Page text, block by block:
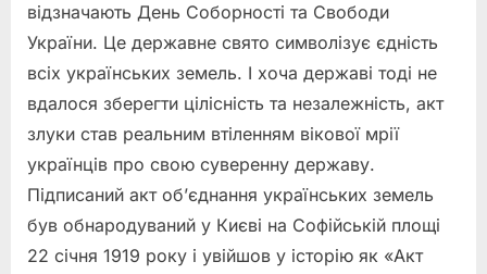
відзначають День Соборності та Свободи
України. Це державне свято символізує єдність
всіх українських земель. І хоча державі тоді не
вдалося зберегти цілісність та незалежність, акт
злуки став реальним втіленням вікової мрії
українців про свою суверенну державу.
Підписаний акт об’єднання українських земель
був обнародуваний у Києві на Софійській площі
22 січня 1919 року і увійшов у історію як «Акт